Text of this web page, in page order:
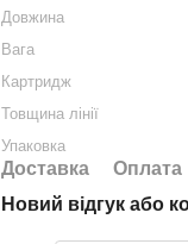
Довжина
Вага
Картридж
Товщина лінії
Упаковка
Доставка
Оплата
Новий відгук або